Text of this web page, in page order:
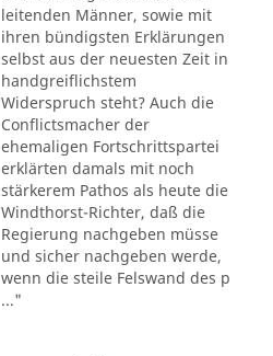
leitenden Männer, sowie mit
ihren bündigsten Erklärungen
selbst aus der neuesten Zeit in
handgreiflichstem
Widerspruch steht? Auch die
Conflictsmacher der
ehemaligen Fortschrittspartei
erklärten damals mit noch
stärkerem Pathos als heute die
Windthorst-Richter, daß die
Regierung nachgeben müsse
und sicher nachgeben werde,
wenn die steile Felswand des p
..."